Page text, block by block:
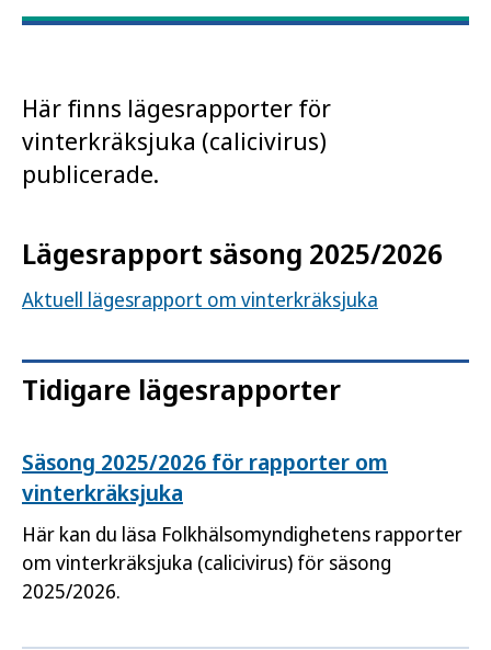
Här finns lägesrapporter för
vinterkräksjuka (calicivirus)
publicerade.
Lägesrapport säsong 2025/2026
Aktuell lägesrapport om vinterkräksjuka
Tidigare lägesrapporter
Säsong 2025/2026 för rapporter om
vinterkräksjuka
Här kan du läsa Folkhälsomyndighetens rapporter
om vinterkräksjuka (calicivirus) för säsong
2025/2026.